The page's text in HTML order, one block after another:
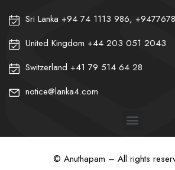
Sri Lanka +94 74 1113 986,
United Kingdom +44 203 051 2043
Switzerland +41 79 514 64 28
notice@lanka4.com
© Anuthapam – All rights